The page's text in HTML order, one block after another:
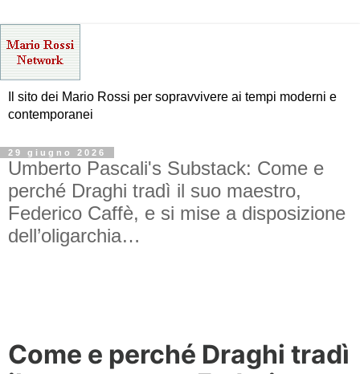
Il sito dei Mario Rossi per sopravvivere ai tempi moderni e
contemporanei
29 giugno 2026
Umberto Pascali's Substack: Come e
perché Draghi tradì il suo maestro,
Federico Caffè, e si mise a disposizione
dell’oligarchia…
Come e perché Draghi tradì